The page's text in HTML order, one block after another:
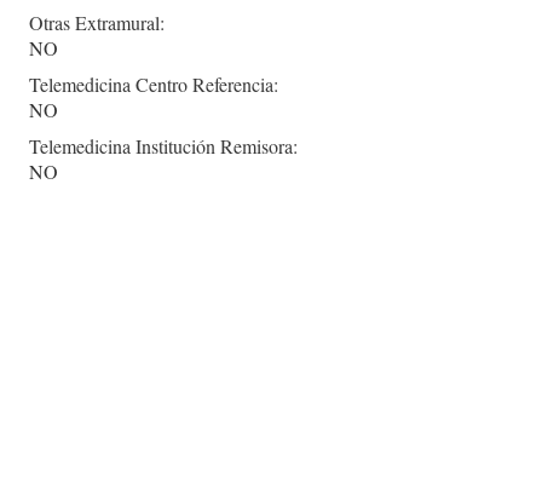
Otras Extramural:
NO
Telemedicina Centro Referencia:
NO
Telemedicina Institución Remisora:
NO